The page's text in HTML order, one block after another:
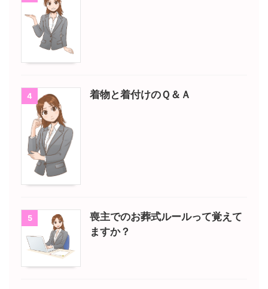
4 着物と着付けのＱ＆Ａ
5
喪主でのお葬式ルールって覚えて
ますか？